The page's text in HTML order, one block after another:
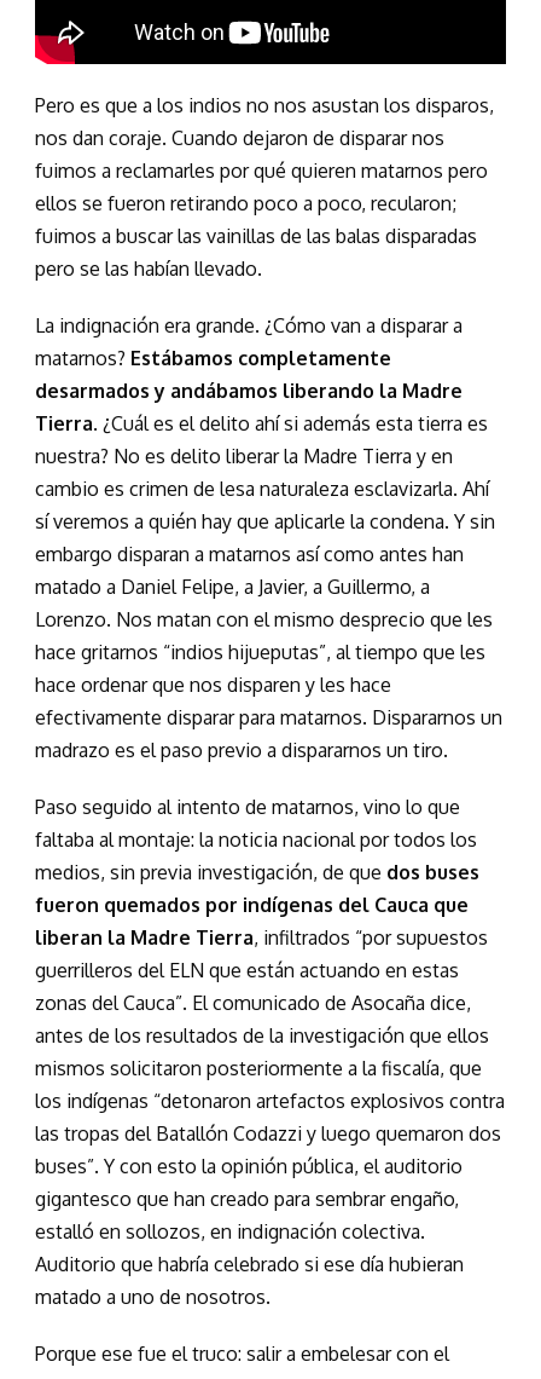
Pero es que a los indios no nos asustan los disparos,
nos dan coraje. Cuando dejaron de disparar nos
fuimos a reclamarles por qué quieren matarnos pero
ellos se fueron retirando poco a poco, recularon;
fuimos a buscar las vainillas de las balas disparadas
pero se las habían llevado.
La indignación era grande. ¿Cómo van a disparar a
matarnos? Estábamos completamente
desarmados y andábamos liberando la Madre
Tierra. ¿Cuál es el delito ahí si además esta tierra es
nuestra? No es delito liberar la Madre Tierra y en
cambio es crimen de lesa naturaleza esclavizarla. Ahí
sí veremos a quién hay que aplicarle la condena. Y sin
embargo disparan a matarnos así como antes han
matado a Daniel Felipe, a Javier, a Guillermo, a
Lorenzo. Nos matan con el mismo desprecio que les
hace gritarnos “indios hijueputas”, al tiempo que les
hace ordenar que nos disparen y les hace
efectivamente disparar para matarnos. Dispararnos un
madrazo es el paso previo a dispararnos un tiro.
Paso seguido al intento de matarnos, vino lo que
faltaba al montaje: la noticia nacional por todos los
medios, sin previa investigación, de que dos buses
fueron quemados por indígenas del Cauca que
liberan la Madre Tierra, infiltrados “por supuestos
guerrilleros del ELN que están actuando en estas
zonas del Cauca”. El comunicado de Asocaña dice,
antes de los resultados de la investigación que ellos
mismos solicitaron posteriormente a la fiscalía, que
los indígenas “detonaron artefactos explosivos contra
las tropas del Batallón Codazzi y luego quemaron dos
buses”. Y con esto la opinión pública, el auditorio
gigantesco que han creado para sembrar engaño,
estalló en sollozos, en indignación colectiva.
Auditorio que habría celebrado si ese día hubieran
matado a uno de nosotros.
Porque ese fue el truco: salir a embelesar con el